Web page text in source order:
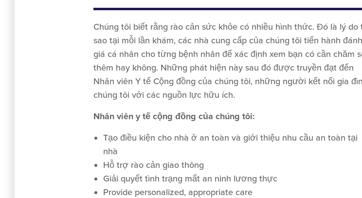
Chúng tôi biết rằng rào cản sức khỏe có nhiều hình thức. Đó là lý do
sao tại mỗi lần khám, các nhà cung cấp của chúng tôi tiến hành đánh
giá cá nhân cho từng bệnh nhân để xác định xem bạn có cần chăm
thêm hay không. Những phát hiện này sau đó được truyền đạt đến
Nhân viên Y tế Cộng đồng của chúng tôi, những người kết nối gia
chúng tôi với các nguồn lực hữu ích.
Nhân viên y tế cộng đồng của chúng tôi:
Tạo điều kiện cho nhà ở an toàn và giới thiệu nhu cầu an toàn tại
nhà
Hỗ trợ rào cản giao thông
Giải quyết tình trạng mất an ninh lương thực
Provide personalized, appropriate care